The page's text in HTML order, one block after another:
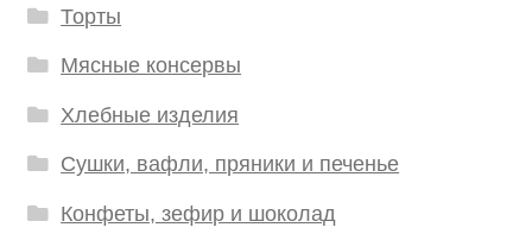
Торты
Мясные консервы
Хлебные изделия
Сушки, вафли, пряники и печенье
Конфеты, зефир и шоколад